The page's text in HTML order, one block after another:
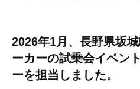
2026年1月、長野県坂
ーカーの試乗会イベン
ーを担当しました。